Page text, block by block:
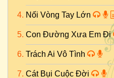
Nối Vòng Tay Lớn
Con Đường Xưa Em Đi
Trách Ai Vô Tình
Cát Bụi Cuộc Đời